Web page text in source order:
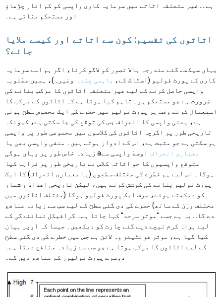
ہے…..غیر متعلقہ اثاثے میں سرمایہ کاری واپسی کو کم اتار چڑھاؤ
اور مستحکم بناتی ہے۔
اثاثوں کی تقسیم: کون سے اثاثے اور کیسے ملایا
جائے؟
یہاں سیکھے گئے مندرجہ بالا تصور کو لاگو کرنا، اگر ہم اسے سرمایہ
کاری کے پورٹ فولیو (اسٹاک کے، باہمی چندہ
وغیرہ)، ہمیں مطلوبہ
واپسی حاصل کرنے کے لیے غیر متعلقہ اثاثوں کا مرکب بنانے کی
ضرورت ہے جو مستحکم ہو۔ تاہم کیا ہوتا ہے کہ اثاثوں کے مرکب کا
استعمال کرتے وقت ہر پورٹ فولیو میں خطرے کی ایک مخصوص سطح ہوتی
ہے، یعنی واپسی کا انحراف جس کی توقع کی جا سکتی ہے، کیونکہ
تاریخی طور پر اگرچہ اثاثوں کی کلاسوں میں مجموعی طور پر واپسی
ہو سکتی ہے جو مثبت ہے، اس کے ادوار ہوتے ہیں۔ منفی واپسی بھی یا
زیادہ خاص طور پر وہاں ہوگی a
معیاری انحراف اوسط واپسی سے
متوقع واپسیوں کا جو اثاثہ کلاس نے تاریخی طور پر فراہم کیا
ہوگا۔ اس لیے ہم خطرے کی مختلف سطحوں (یا معیاری انحراف) کا ایک
پورٹ فولیو بنانے کی کوشش کرتے ہیں، لیکن تاریخی اعداد و شمار
کو دیکھتے ہوئے، صرف ایک پورٹ فولیو ہوگا (مختلف اثاثوں میں
مختلف وزن کے ساتھ) خطرے کی دی گئی سطح کے لیے سب سے زیادہ منافع
دے گا… یہ ہے جسے "موثر سرحد" کہا جاتا ہے۔ گرافیکل نمائندگی کے
لیے براہ کرم نیچے دیے گئے چارٹ کو دیکھیں۔ جیسا کہ اوپر بیان
کیا گیا ہے، موثر فرنٹیئر وہ لائن ہے جس میں خطرے کی دی گئی سطح
کے لیے اثاثوں کا مرکب ہوتا ہے جو سب سے زیادہ منافع دیتا ہے۔
دوسرے پورٹ فولیوز کم منافع دیں گے۔